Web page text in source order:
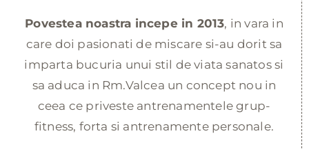
Povestea noastra incepe in 2013, in vara in
care doi pasionati de miscare si-au dorit sa
imparta bucuria unui stil de viata sanatos si
sa aduca in Rm.Valcea un concept nou in
ceea ce priveste antrenamentele grup-
fitness, forta si antrenamente personale.